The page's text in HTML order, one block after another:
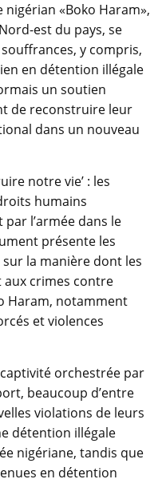
«Boko Haram»,
est du pays, se
y compris,
en détention illégale
un soutien
de reconstruire leur
dans un nouveau
notre vie’ : les
humains
l’armée dans le
présente les
la manière dont les
crimes contre
Haram, notamment
et violences
orchestrée par
beaucoup d’entre
violations de leurs
détention illégale
nigériane, tandis que
en détention